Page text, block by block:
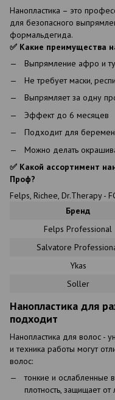
Нанопластика – это
для безопасного
формальдегида.
✅ Какие преимущества
Выпрямление афро и
Не требует маски,
Выпрямляет за одну
Эффект до 6 месяцев
Подходит для
Можно делать
✅ Какой ассортимент
Проф?
Felps, Richee, Dr.Therapy -
Бренд
Felps Professional
Salvatore
Ykas
Soller
Нанопластика для
подходит
Нанопластика для волос -
и техника работы могут
волос:
тонкие и ослабленные
плотность, защищает от